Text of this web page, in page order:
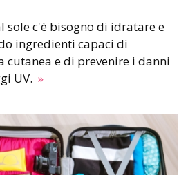
sole c'è bisogno di idratare e
ingredienti capaci di
cutanea e di prevenire i danni
UV. »